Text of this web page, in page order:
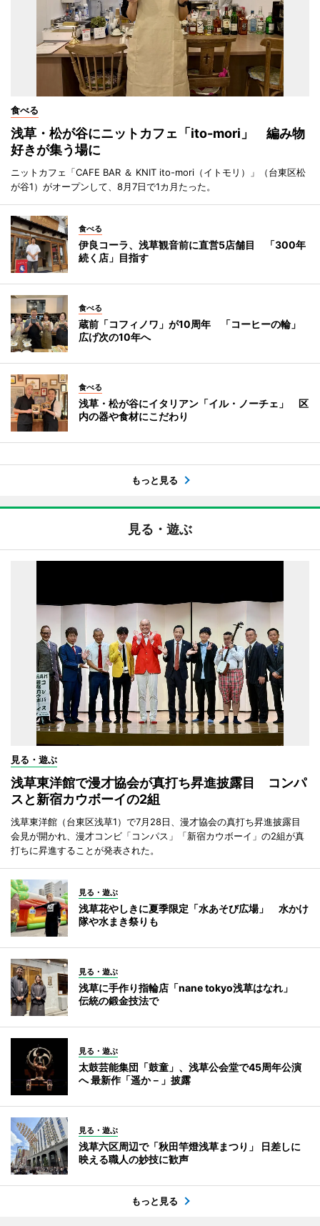
食べる
浅草・松が谷にニットカフェ「ito-mori」 編み物
好きが集う場に
ニットカフェ「CAFE BAR ＆ KNIT ito-mori（イトモリ）」（台東区松
が谷1）がオープンして、8月7日で1カ月たった。
食べる
伊良コーラ、浅草観音前に直営5店舗目 「300年
続く店」目指す
食べる
蔵前「コフィノワ」が10周年 「コーヒーの輪」
広げ次の10年へ
食べる
浅草・松が谷にイタリアン「イル・ノーチェ」 区
内の器や食材にこだわり
もっと見る
見る・遊ぶ
見る・遊ぶ
浅草東洋館で漫才協会が真打ち昇進披露目 コンパ
スと新宿カウボーイの2組
浅草東洋館（台東区浅草1）で7月28日、漫才協会の真打ち昇進披露目
会見が開かれ、漫才コンビ「コンパス」「新宿カウボーイ」の2組が真
打ちに昇進することが発表された。
見る・遊ぶ
浅草花やしきに夏季限定「水あそび広場」 水かけ
隊や水まき祭りも
見る・遊ぶ
浅草に手作り指輪店「nane tokyo浅草はなれ」
伝統の鍛金技法で
見る・遊ぶ
太鼓芸能集団「鼓童」、浅草公会堂で45周年公演
へ 最新作「遥か－」披露
見る・遊ぶ
浅草六区周辺で「秋田竿燈浅草まつり」 日差しに
映える職人の妙技に歓声
もっと見る